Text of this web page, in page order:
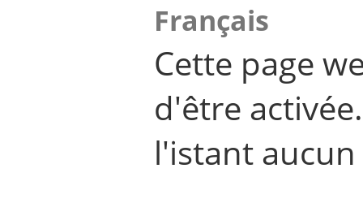
Français
Cette page
d'être
l'istant